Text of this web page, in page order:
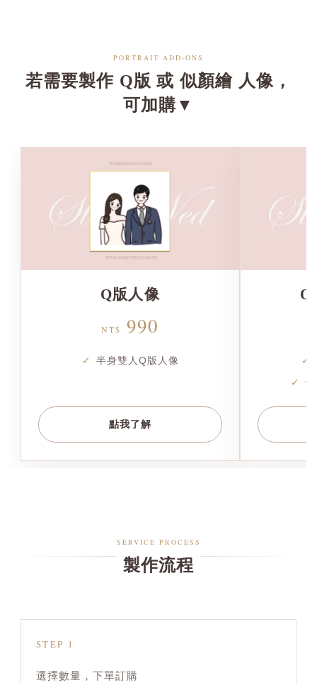
PORTRAIT ADD-ONS
若需要製作 Q版 或 似顏繪 人像，
可加購▼
Q版人像
NT$ 990
半身雙人Q版人像
點我了解
Q
SERVICE PROCESS
製作流程
STEP 1
選擇數量，下單訂購